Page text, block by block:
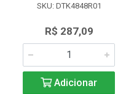
SKU: DTK4848R01
R$ 287,09
Adicionar